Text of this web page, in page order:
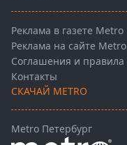
Реклама в газете Metro
Реклама на сайте Metro
Соглашения и правила
Контакты
СКАЧАЙ METRO
Metro Петербург